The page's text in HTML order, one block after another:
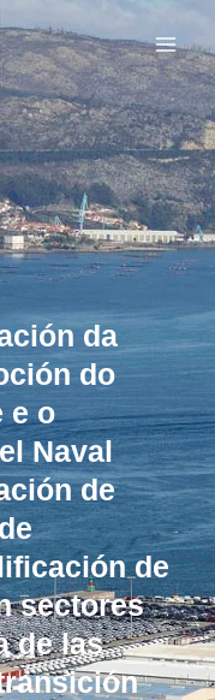
da
do
e o
Naval
de
de
sectores
de las